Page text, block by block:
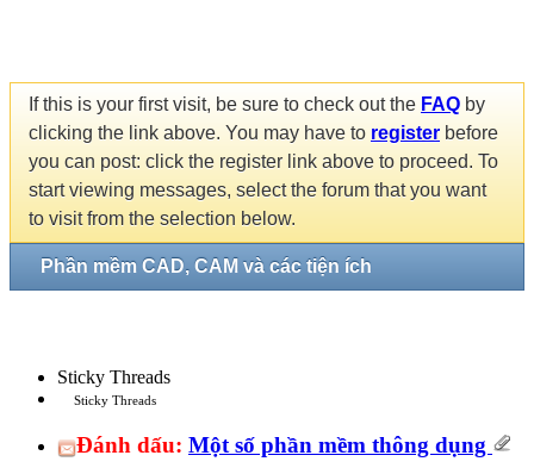
If this is your first visit, be sure to check out the FAQ by
clicking the link above. You may have to register before
you can post: click the register link above to proceed. To
start viewing messages, select the forum that you want
to visit from the selection below.
Phần mềm CAD, CAM và các tiện ích
Sticky Threads
Sticky Threads
Đánh dấu: Một số phần mềm thông dụng